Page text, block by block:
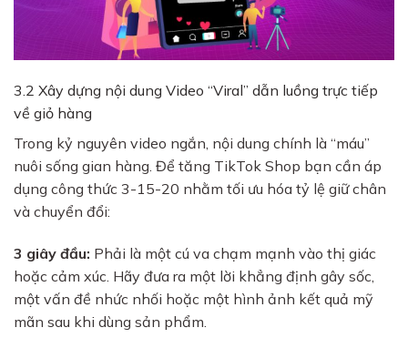
3.2 Xây dựng nội dung Video “Viral” dẫn luồng trực tiếp
về giỏ hàng
Trong kỷ nguyên video ngắn, nội dung chính là “máu”
nuôi sống gian hàng. Để tăng TikTok Shop bạn cần áp
dụng công thức 3-15-20 nhằm tối ưu hóa tỷ lệ giữ chân
và chuyển đổi:
3 giây đầu: Phải là một cú va chạm mạnh vào thị giác
hoặc cảm xúc. Hãy đưa ra một lời khẳng định gây sốc,
một vấn đề nhức nhối hoặc một hình ảnh kết quả mỹ
mãn sau khi dùng sản phẩm.